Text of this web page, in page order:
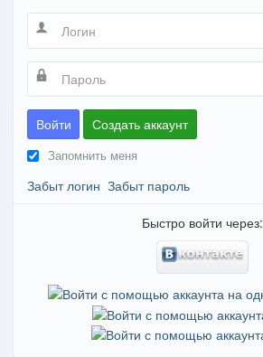
Войти Создать аккаунт
Запомнить меня
Забыт логин Забыт пароль
Быстро войти через: